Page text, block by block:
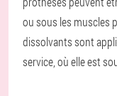
ou sous les muscles
dissolvants sont
service, où elle est